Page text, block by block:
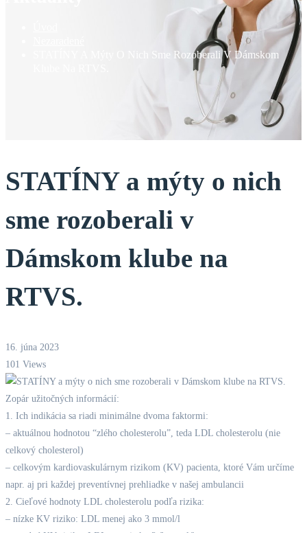
STATÍNY A Mýty O Nich Sme Rozoberali V Dámskom
STATÍNY a mýty o nich
sme rozoberali v
Dámskom klube na
RTVS.
16. júna 2023
101 Views
Zopár užitočných informácií:
1. Ich indikácia sa riadi minimálne dvoma faktormi:
– aktuálnou hodnotou “zlého cholesterolu”, teda LDL cholesterolu (nie
celkový cholesterol)
– celkovým kardiovaskulárnym rizikom (KV) pacienta, ktoré Vám určíme
napr. aj pri každej preventívnej prehliadke v našej ambulancii
2. Cieľové hodnoty LDL cholesterolu podľa rizika:
– nízke KV riziko: LDL menej ako 3 mmol/l